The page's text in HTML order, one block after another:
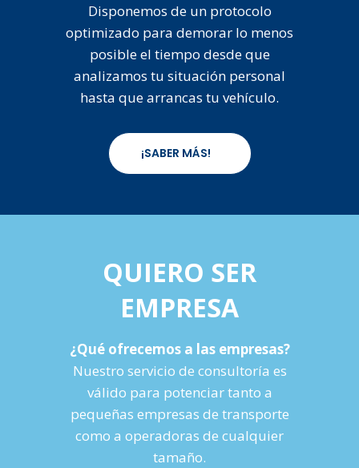
Disponemos de un protocolo
optimizado para demorar lo menos
posible el tiempo desde que
analizamos tu situación personal
hasta que arrancas tu vehículo.
¡SABER MÁS!
QUIERO SER
EMPRESA
¿Qué ofrecemos a las empresas?
Nuestro servicio de consultoría es
válido para potenciar tanto a
pequeñas empresas de transporte
como a operadoras de cualquier
tamaño.